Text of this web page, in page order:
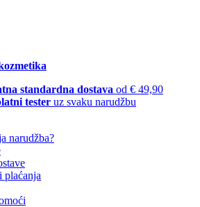
standardna dostava od € 49,90
tester uz svaku narudžbu
narudžba?
plaćanja